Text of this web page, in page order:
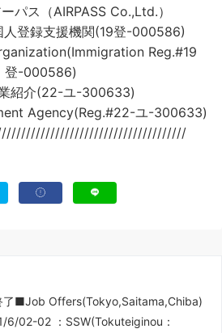
パス（AIRPASS Co.,Ltd.）
登録支援機関(19登-000586)
Reg.#19
登-000586)
紹介(22-ユ-300633)
Agency(Reg.#22-ユ-300633)
■Job Offers(Tokyo,Saitama,Chiba)
6/02-02 ：SSW(Tokuteiginou：